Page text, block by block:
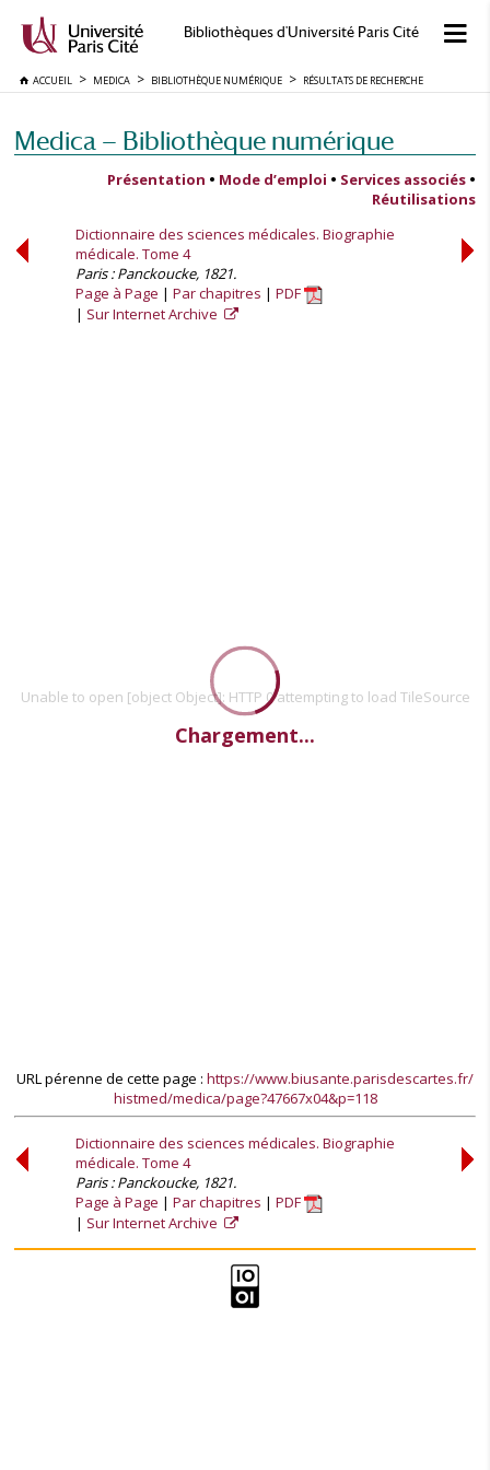
Bibliothèques d'Université Paris Cité
ACCUEIL MEDICA BIBLIOTHÈQUE NUMÉRIQUE RÉSULTATS DE RECHERCHE
Medica — Bibliothèque numérique
Présentation • Mode d’emploi • Services associés •
Réutilisations
Dictionnaire des sciences médicales. Biographie
médicale. Tome 4
Paris : Panckoucke, 1821.
Page à Page
Par chapitres
PDF
Sur Internet Archive
Unable to open [object Object]: HTTP 0 attempting to load TileSource
Chargement...
URL pérenne de cette page : https://www.biusante.parisdescartes.fr/
histmed/medica/page?47667x04&p=118
Dictionnaire des sciences médicales. Biographie
médicale. Tome 4
Paris : Panckoucke, 1821.
Page à Page
Par chapitres
PDF
Sur Internet Archive